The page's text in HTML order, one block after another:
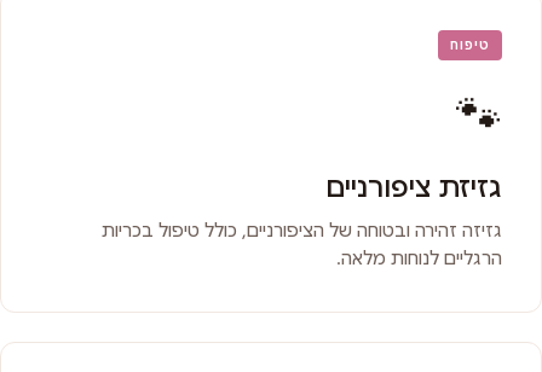
טיפוח
🐾
גזיזת ציפורניים
גזיזה זהירה ובטוחה של הציפורניים, כולל טיפול בכריות
הרגליים לנוחות מלאה.